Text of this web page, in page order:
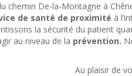
chemin De-la-Montagne à
de santé de proximité à
la sécurité du patient
au niveau de la prévention.
Au plaisir de